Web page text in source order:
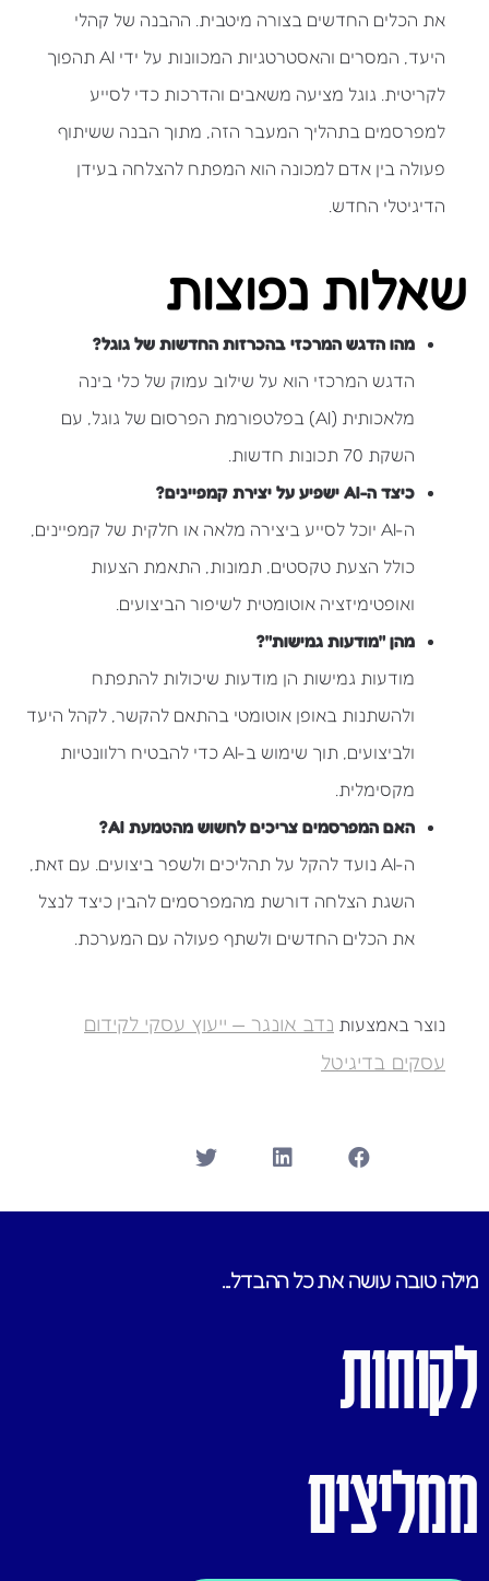
את הכלים החדשים בצורה מיטבית. ההבנה של קהלי
היעד, המסרים והאסטרטגיות המכוונות על ידי AI תהפוך
לקריטית. גוגל מציעה משאבים והדרכות כדי לסייע
למפרסמים בתהליך המעבר הזה, מתוך הבנה ששיתוף
פעולה בין אדם למכונה הוא המפתח להצלחה בעידן
הדיגיטלי החדש.
שאלות נפוצות
מהו הדגש המרכזי בהכרזות החדשות של גוגל?
הדגש המרכזי הוא על שילוב עמוק של כלי בינה
מלאכותית (AI) בפלטפורמת הפרסום של גוגל, עם
השקת 70 תכונות חדשות.
כיצד ה-AI ישפיע על יצירת קמפיינים?
ה-AI יוכל לסייע ביצירה מלאה או חלקית של קמפיינים,
כולל הצעת טקסטים, תמונות, התאמת הצעות
ואופטימיזציה אוטומטית לשיפור הביצועים.
מהן "מודעות גמישות"?
מודעות גמישות הן מודעות שיכולות להתפתח
ולהשתנות באופן אוטומטי בהתאם להקשר, לקהל היעד
ולביצועים, תוך שימוש ב-AI כדי להבטיח רלוונטיות
מקסימלית.
האם המפרסמים צריכים לחשוש מהטמעת AI?
ה-AI נועד להקל על תהליכים ולשפר ביצועים. עם זאת,
השגת הצלחה דורשת מהמפרסמים להבין כיצד לנצל
את הכלים החדשים ולשתף פעולה עם המערכת.
נוצר באמצעות נדב אונגר — ייעוץ עסקי לקידום
עסקים בדיגיטל
מילה טובה עושה את כל ההבדל...
לקוחות
ממליצים